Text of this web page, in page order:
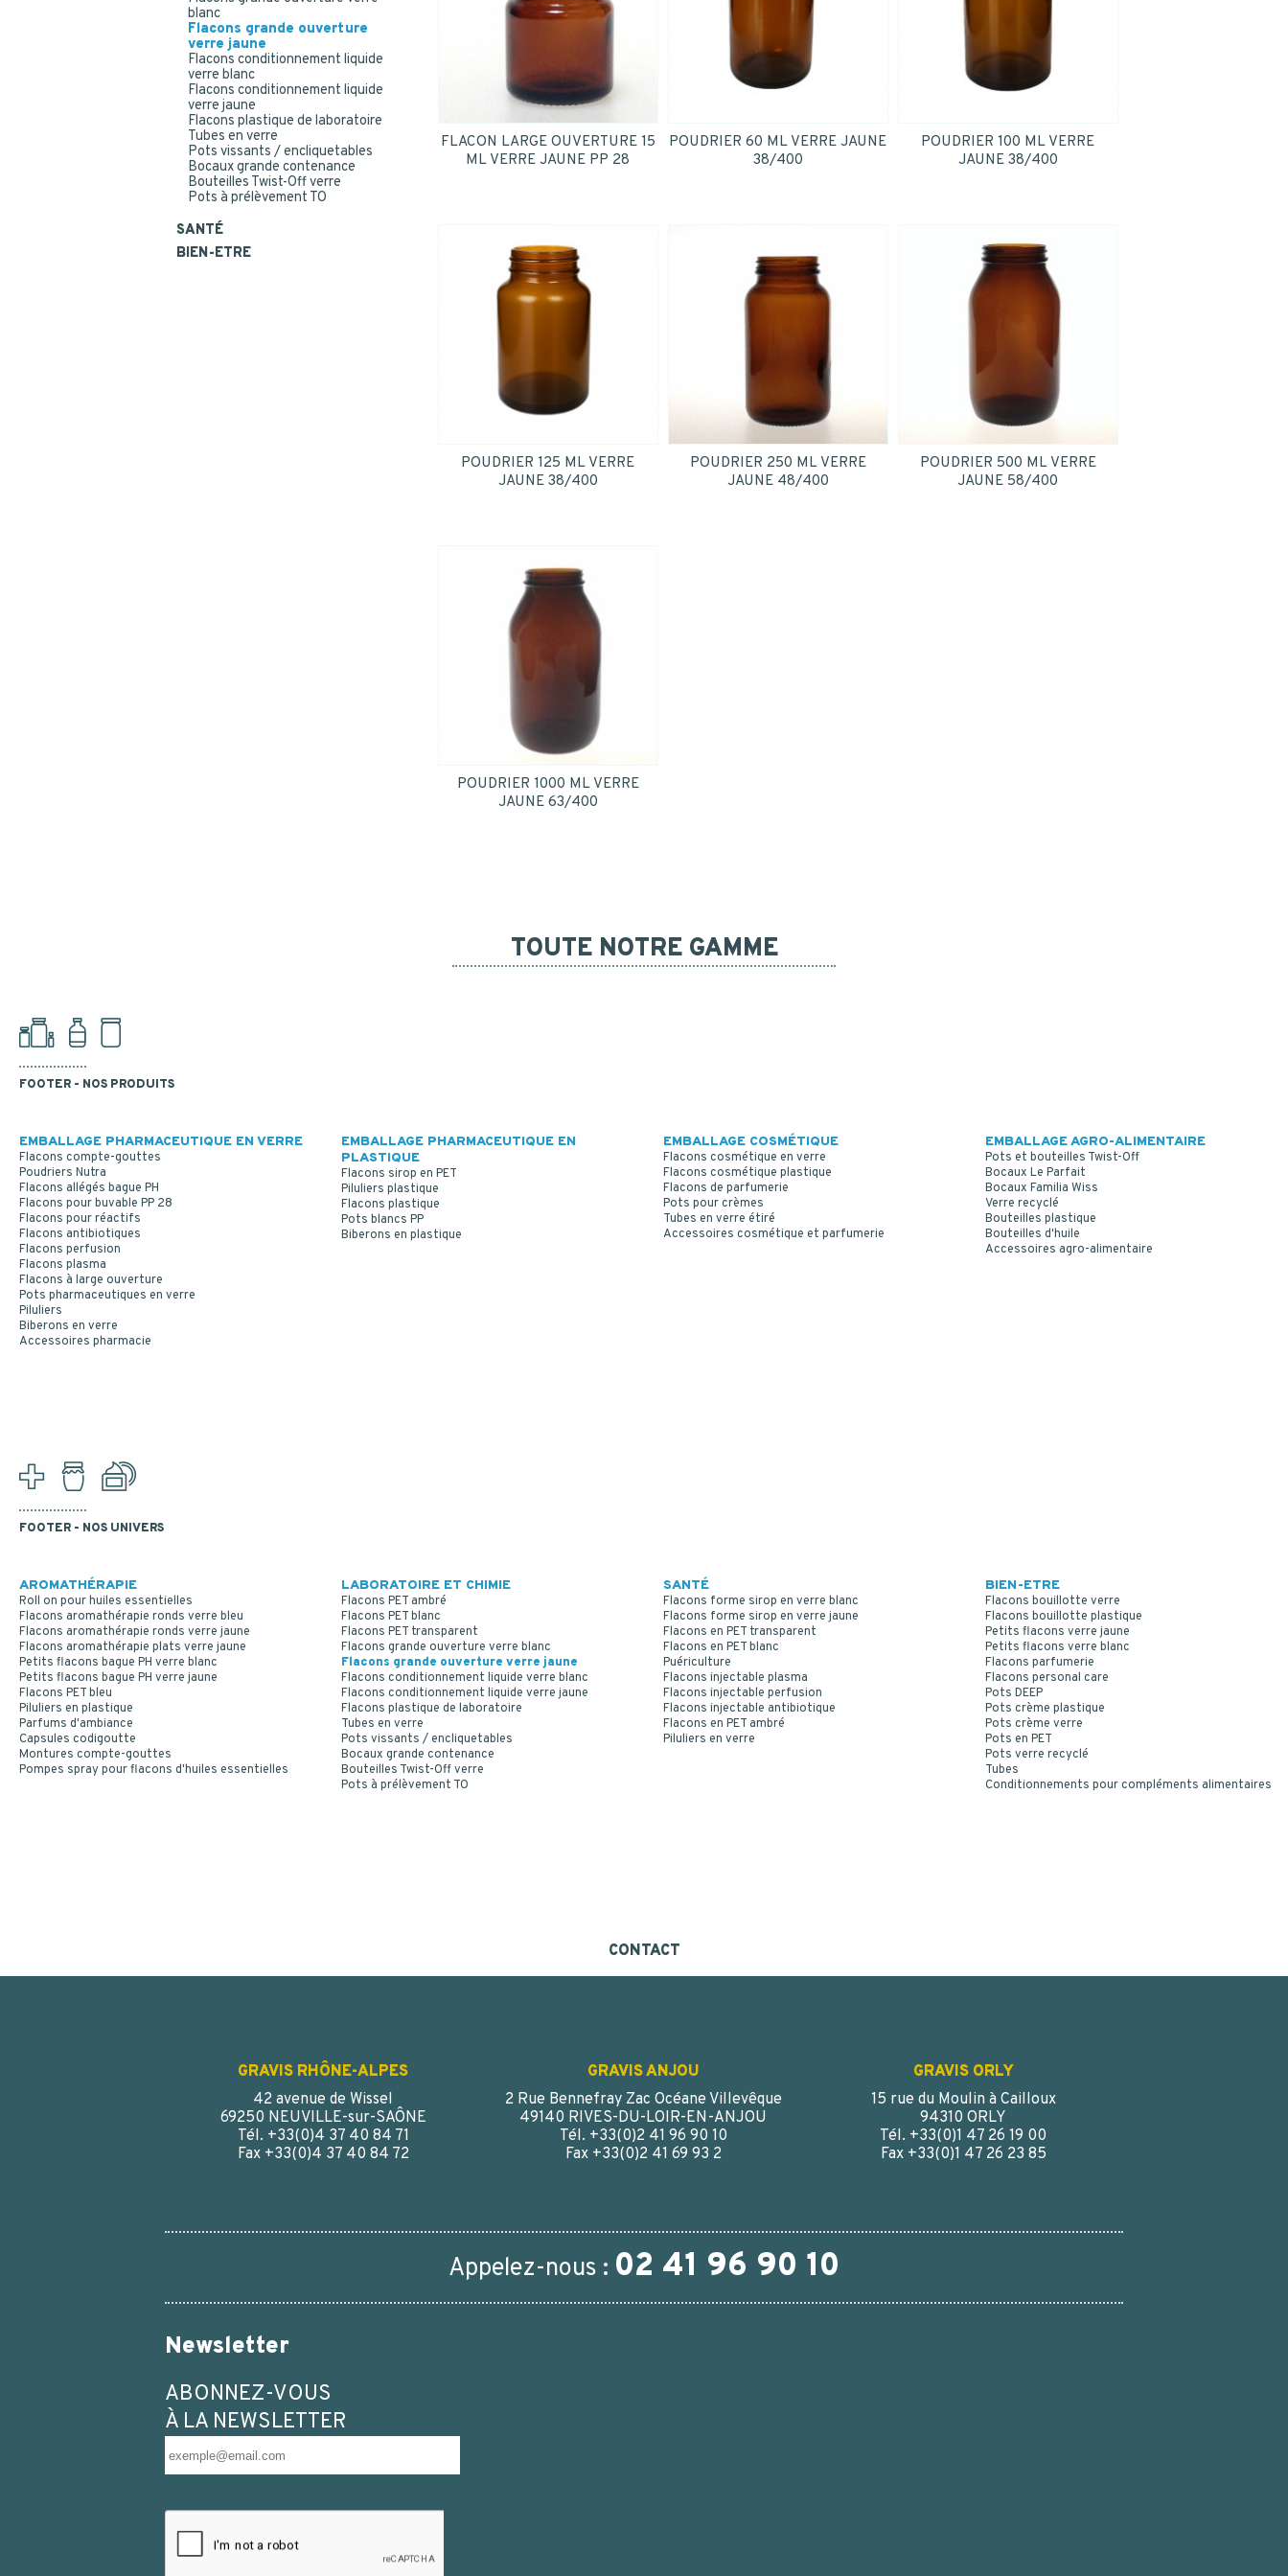
INSCRIPTION
blanc
Flacons grande ouverture
verre jaune
Flacons conditionnement liquide
verre blanc
Flacons conditionnement liquide
verre jaune
Flacons plastique de laboratoire
Tubes en verre
Pots vissants / encliquetables
Bocaux grande contenance
Bouteilles Twist-Off verre
Pots à prélèvement TO
SANTÉ
BIEN-ETRE
FLACON LARGE OUVERTURE 15
ML VERRE JAUNE PP 28
POUDRIER 60 ML VERRE JAUNE
38/400
POUDRIER 100 ML VERRE
JAUNE 38/400
POUDRIER 125 ML VERRE
JAUNE 38/400
POUDRIER 250 ML VERRE
JAUNE 48/400
POUDRIER 500 ML VERRE
JAUNE 58/400
POUDRIER 1000 ML VERRE
JAUNE 63/400
TOUTE NOTRE GAMME
FOOTER - NOS PRODUITS
EMBALLAGE PHARMACEUTIQUE EN VERRE
Flacons compte-gouttes
Poudriers Nutra
Flacons allégés bague PH
Flacons pour buvable PP 28
Flacons pour réactifs
Flacons antibiotiques
Flacons perfusion
Flacons plasma
Flacons à large ouverture
Pots pharmaceutiques en verre
Piluliers
Biberons en verre
Accessoires pharmacie
EMBALLAGE PHARMACEUTIQUE EN
PLASTIQUE
Flacons sirop en PET
Piluliers plastique
Flacons plastique
Pots blancs PP
Biberons en plastique
EMBALLAGE COSMÉTIQUE
Flacons cosmétique en verre
Flacons cosmétique plastique
Flacons de parfumerie
Pots pour crèmes
Tubes en verre étiré
Accessoires cosmétique et parfumerie
EMBALLAGE AGRO-ALIMENTAIRE
Pots et bouteilles Twist-Off
Bocaux Le Parfait
Bocaux Familia Wiss
Verre recyclé
Bouteilles plastique
Bouteilles d'huile
Accessoires agro-alimentaire
FOOTER - NOS UNIVERS
AROMATHÉRAPIE
Roll on pour huiles essentielles
Flacons aromathérapie ronds verre bleu
Flacons aromathérapie ronds verre jaune
Flacons aromathérapie plats verre jaune
Petits flacons bague PH verre blanc
Petits flacons bague PH verre jaune
Flacons PET bleu
Piluliers en plastique
Parfums d'ambiance
Capsules codigoutte
Montures compte-gouttes
Pompes spray pour flacons d'huiles essentielles
LABORATOIRE ET CHIMIE
Flacons PET ambré
Flacons PET blanc
Flacons PET transparent
Flacons grande ouverture verre blanc
Flacons grande ouverture verre jaune
Flacons conditionnement liquide verre blanc
Flacons conditionnement liquide verre jaune
Flacons plastique de laboratoire
Tubes en verre
Pots vissants / encliquetables
Bocaux grande contenance
Bouteilles Twist-Off verre
Pots à prélèvement TO
SANTÉ
Flacons forme sirop en verre blanc
Flacons forme sirop en verre jaune
Flacons en PET transparent
Flacons en PET blanc
Puériculture
Flacons injectable plasma
Flacons injectable perfusion
Flacons injectable antibiotique
Flacons en PET ambré
Piluliers en verre
BIEN-ETRE
Flacons bouillotte verre
Flacons bouillotte plastique
Petits flacons verre jaune
Petits flacons verre blanc
Flacons parfumerie
Flacons personal care
Pots DEEP
Pots crème plastique
Pots crème verre
Pots en PET
Pots verre recyclé
Tubes
Conditionnements pour compléments alimentaires
CONTACT
GRAVIS RHÔNE-ALPES
42 avenue de Wissel
69250 NEUVILLE-sur-SAÔNE
Tél. +33(0)4 37 40 84 71
Fax +33(0)4 37 40 84 72
GRAVIS ANJOU
2 Rue Bennefray Zac Océane Villevêque
49140 RIVES-DU-LOIR-EN-ANJOU
Tél. +33(0)2 41 96 90 10
Fax +33(0)2 41 69 93 2
GRAVIS ORLY
15 rue du Moulin à Cailloux
94310 ORLY
Tél. +33(0)1 47 26 19 00
Fax +33(0)1 47 26 23 85
Appelez-nous : 02 41 96 90 10
Newsletter
ABONNEZ-VOUS
À LA NEWSLETTER
données personnelles.